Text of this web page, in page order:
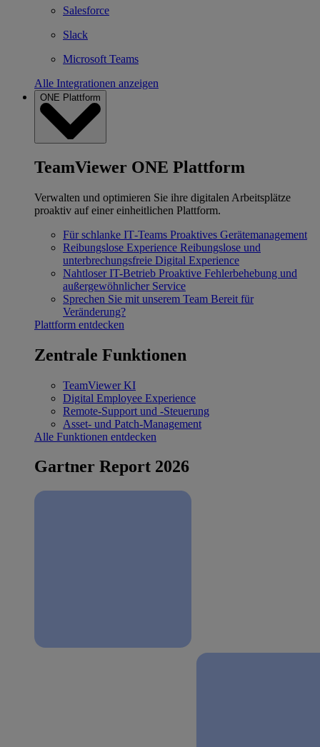
Salesforce
Slack
Microsoft Teams
Alle Integrationen anzeigen
ONE Plattform
TeamViewer ONE Plattform
Verwalten und optimieren Sie ihre digitalen Arbeitsplätze
proaktiv auf einer einheitlichen Plattform.
Für schlanke IT‐Teams Proaktives Gerätemanagement
Reibungslose Experience Reibungslose und
unterbrechungsfreie Digital Experience
Nahtloser IT-Betrieb Proaktive Fehlerbehebung und
außergewöhnlicher Service
Sprechen Sie mit unserem Team Bereit für
Veränderung?
Plattform entdecken
Zentrale Funktionen
TeamViewer KI
Digital Employee Experience
Remote-Support und -Steuerung
Asset- und Patch-Management
Alle Funktionen entdecken
Gartner Report 2026